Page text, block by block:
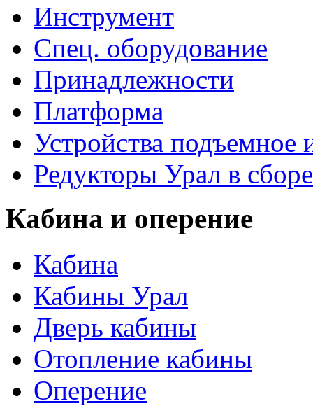
Инструмент
Спец. оборудование
Принадлежности
Платформа
Устройства
Редукторы Урал в сборе
Кабина и оперение
Кабина
Кабины Урал
Дверь кабины
Отопление кабины
Оперение